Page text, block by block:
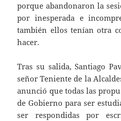
porque abandonaron la
por inesperada e
también ellos tenían otra
hacer.
Tras su salida, Santiago
señor Teniente de la
anunció que todas las
de Gobierno para ser
ser respondidas por